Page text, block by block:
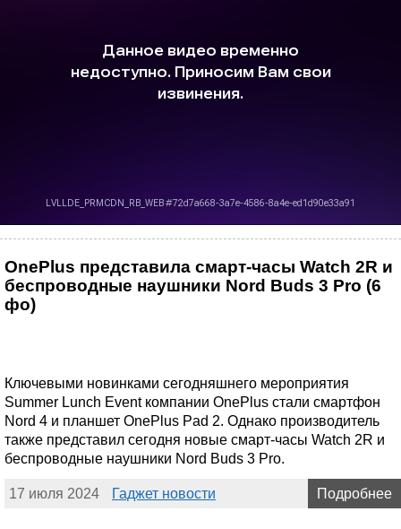
OnePlus представила смарт-часы Watch 2R и
беспроводные наушники Nord Buds 3 Pro (6
фо)
Ключевыми новинками сегодняшнего мероприятия
Summer Lunch Event компании OnePlus стали смартфон
Nord 4 и планшет OnePlus Pad 2. Однако производитель
также представил сегодня новые смарт-часы Watch 2R и
беспроводные наушники Nord Buds 3 Pro.
17 июля 2024 Гаджет новости Подробнее